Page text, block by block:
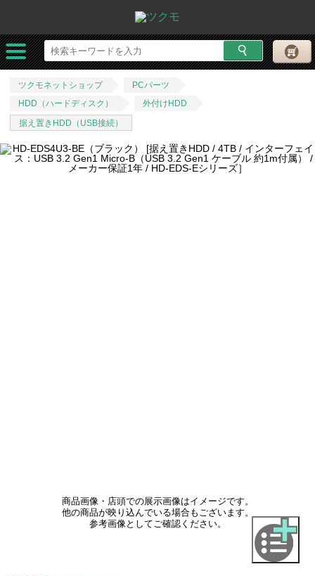
ツクモネットショップ
PCパーツ
HDD（ハードディスク）
外付けHDD
据え置きHDD（USB接続）
商品画像・店頭での展示画像はイメージです。
他の商品が映り込んでいる場合もございます。
参考画像としてご確認ください。